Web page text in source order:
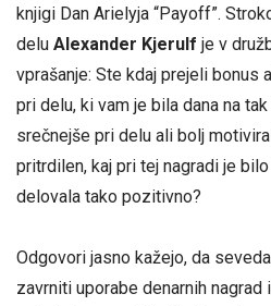
knjigi Dan Arielyja “Payoff”.
delu Alexander Kjerulf je v
vprašanje: Ste kdaj prejeli bonus
pri delu, ki vam je bila dana na
srečnejše pri delu ali bolj
pritrdilen, kaj pri tej nagradi je
delovala tako pozitivno?
Odgovori jasno kažejo, da
zavrniti uporabe denarnih nagrad